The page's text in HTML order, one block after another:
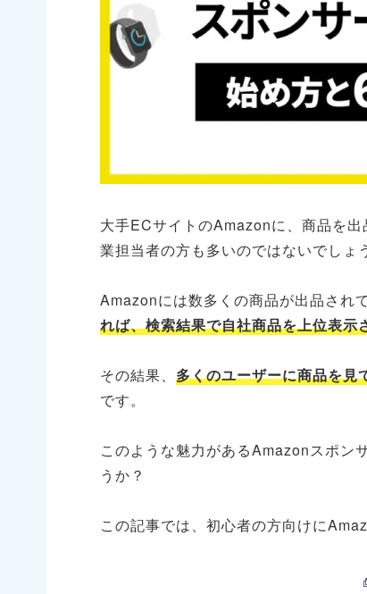
大手ECサイトのAmazonに、商品を
業担当者の方も多いのではないでしょ
Amazonには数多くの商品が出品され
れば、検索結果で自社商品を上位表示
その結果、 多くのユーザーに商品を見
です。
このような魅力があるAmazonスポン
うか？
この記事では、初心者の方向けに